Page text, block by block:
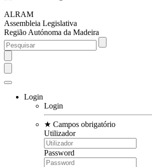
ALRAM
Assembleia Legislativa
Região Autónoma da Madeira
Login
Login
★ Campos obrigatório
Utilizador
Password